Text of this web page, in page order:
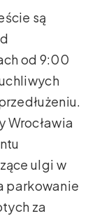
są
od 9:00
Wrocławia
ulgi w
parkowanie
za